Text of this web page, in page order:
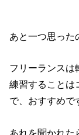
あと一つ思った
フリーランスは
練習することは
で、おすすめで
あれを聞かれた